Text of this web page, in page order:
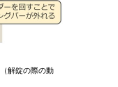
解錠の際の動